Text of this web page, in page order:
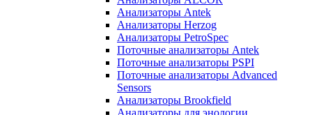
Анализаторы Antek
Анализаторы Herzog
Анализаторы PetroSpec
Поточные анализаторы Antek
Поточные анализаторы PSPI
Поточные анализаторы Advanced
Sensors
Анализаторы Brookfield
Анализаторы для энологии